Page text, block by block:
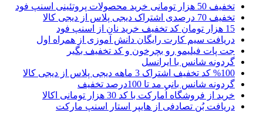
تخفیف 50 هزار تومانی خرید محصولات پروتئینی اسنپ فود
تخفیف 70 درصدی اشتراک دیجی پلاس از دیجی کالا
15 هزار تومان کد تخفیف خرید نان از اسنپ فود
دریافت سیم کارت رایگان دانش آموزی از همراه اول
جت پات فیلیمو رو بچرخون و کد تخفیف بگیر
گردونه شانس با ایرانسل
%100 کد تخفیف اشتراک 3 ماهه دیجی پلاس از دیجی کالا
گردونه شانس بانی مد تا 100درصد تخفیف
خرید از فروشگاه اُمارکت با کد 30 هزار تومانی اکالا
دریافت بُن تصادفی از هایپر استار اسنپ مارکت